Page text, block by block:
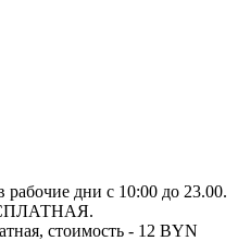
рабочие дни с 10:00 до 23.00.
стоимость - 12 BYN